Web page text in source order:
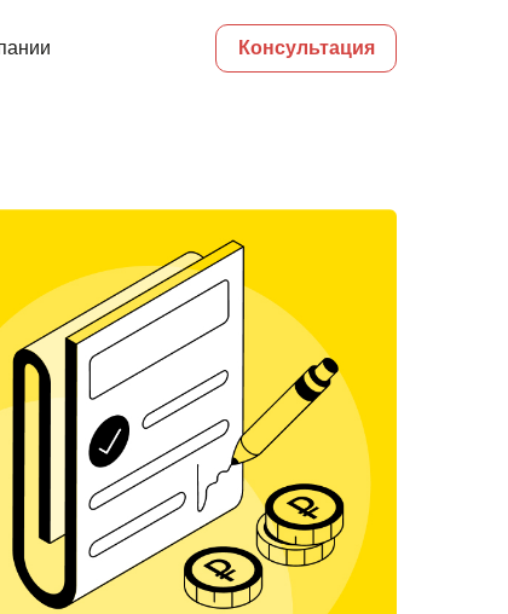
Консультация